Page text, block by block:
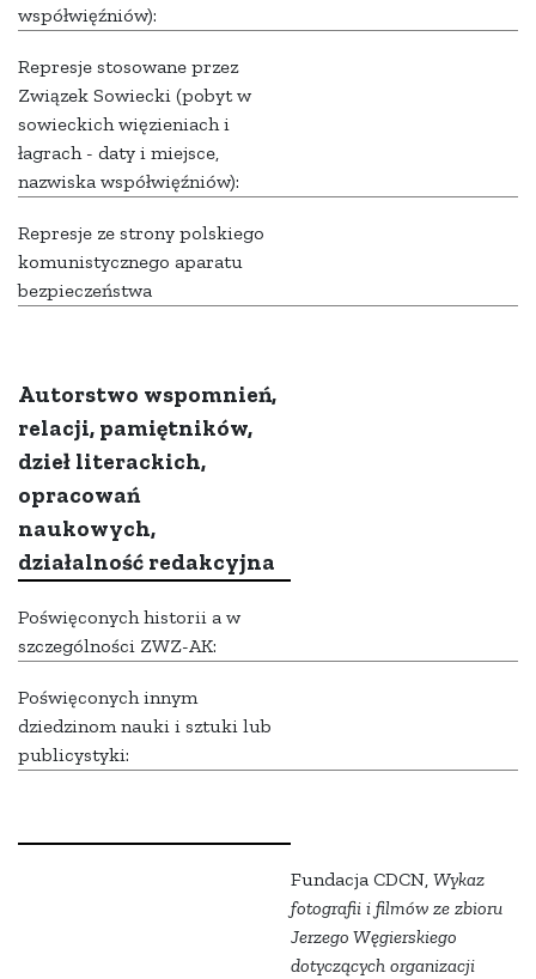
współwięźniów):
Represje stosowane przez
Związek Sowiecki (pobyt w
sowieckich więzieniach i
łagrach - daty i miejsce,
nazwiska współwięźniów):
Represje ze strony polskiego
komunistycznego aparatu
bezpieczeństwa
Autorstwo wspomnień,
relacji, pamiętników,
dzieł literackich,
opracowań
naukowych,
działalność redakcyjna
Poświęconych historii a w
szczególności ZWZ-AK:
Poświęconych innym
dziedzinom nauki i sztuki lub
publicystyki:
Fundacja CDCN, Wykaz
fotografii i filmów ze zbioru
Jerzego Węgierskiego
dotyczących organizacji